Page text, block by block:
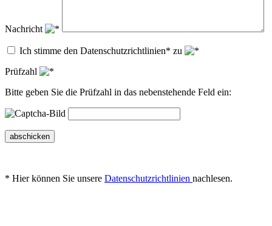
Nachricht
Ich stimme den Datenschutzrichtlinien* zu
Prüfzahl
Bitte geben Sie die Prüfzahl in das nebenstehende Feld ein:
abschicken
* Hier können Sie unsere Datenschutzrichtlinien nachlesen.